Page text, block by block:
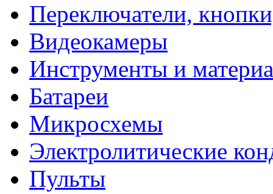
Переключатели,
Видеокамеры
Инструменты и
Батареи
Микросхемы
Электролитические
Пульты